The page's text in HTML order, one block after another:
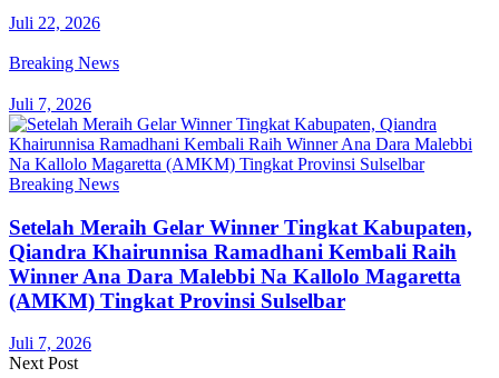
Juli 22, 2026
Breaking News
Juli 7, 2026
Breaking News
Setelah Meraih Gelar Winner Tingkat Kabupaten,
Qiandra Khairunnisa Ramadhani Kembali Raih
Winner Ana Dara Malebbi Na Kallolo Magaretta
(AMKM) Tingkat Provinsi Sulselbar
Juli 7, 2026
Next Post